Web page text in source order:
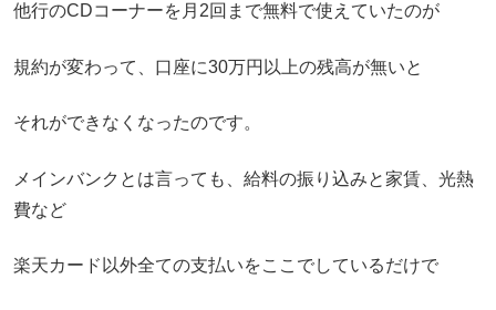
他行のCDコーナーを月2回まで無料で使えていたのが
規約が変わって、口座に30万円以上の残高が無いと
それができなくなったのです。
メインバンクとは言っても、給料の振り込みと家賃、光熱
費など
楽天カード以外全ての支払いをここでしているだけで